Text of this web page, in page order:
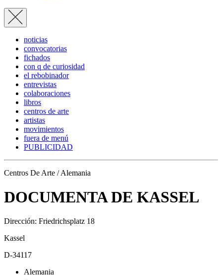
noticias
convocatorias
fichados
con q de curiosidad
el rebobinador
entrevistas
colaboraciones
libros
centros de arte
artistas
movimientos
fuera de menú
PUBLICIDAD
Centros De Arte / Alemania
DOCUMENTA DE KASSEL
Dirección: Friedrichsplatz 18
Kassel
D-34117
Alemania